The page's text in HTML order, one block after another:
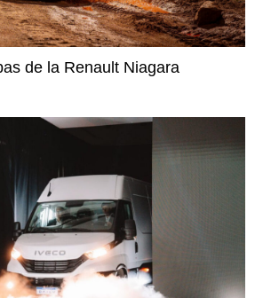
de la Renault Niagara